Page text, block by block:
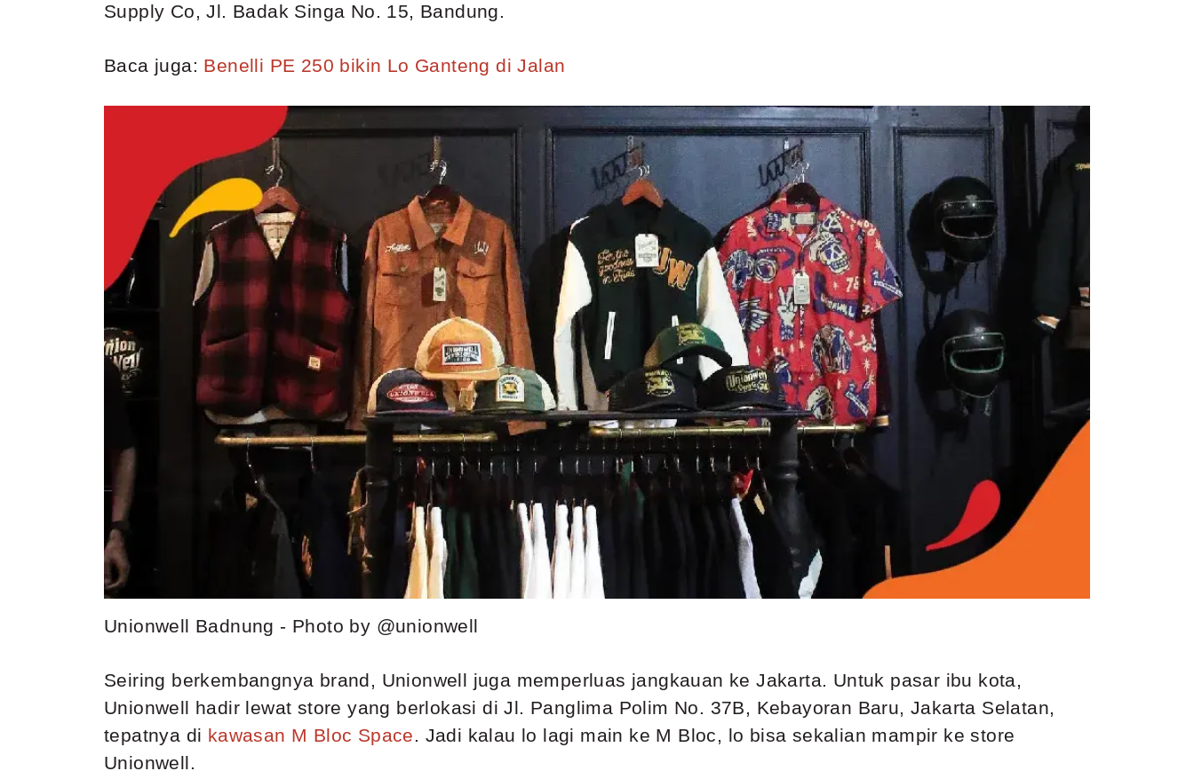
Supply Co, Jl. Badak Singa No. 15, Bandung.
Baca juga: Benelli PE 250 bikin Lo Ganteng di Jalan
Unionwell Badnung - Photo by @unionwell
Seiring berkembangnya brand, Unionwell juga memperluas jangkauan ke Jakarta. Untuk pasar ibu kota,
Unionwell hadir lewat store yang berlokasi di Jl. Panglima Polim No. 37B, Kebayoran Baru, Jakarta Selatan,
tepatnya di kawasan M Bloc Space. Jadi kalau lo lagi main ke M Bloc, lo bisa sekalian mampir ke store
Unionwell.